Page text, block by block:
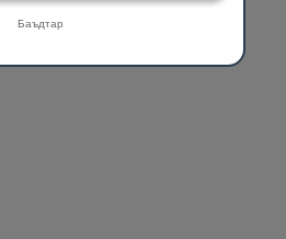
Баъдтар